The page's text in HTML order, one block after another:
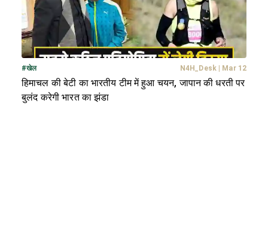
#खेल N4H_Desk| Mar 12
हिमाचल की बेटी का भारतीय टीम में हुआ चयन, जापान की धरती पर
बुलंद करेगी भारत का झंडा